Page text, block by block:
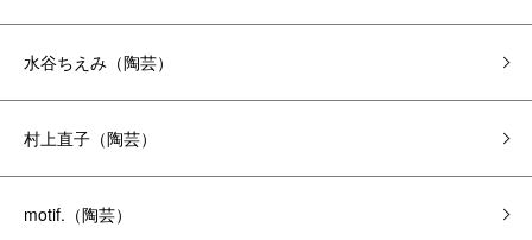
水谷ちえみ（陶芸）
村上直子（陶芸）
motif.（陶芸）